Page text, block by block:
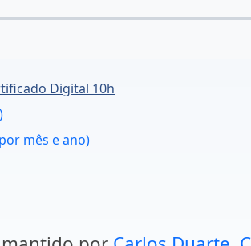
Digital 10h
mês e ano)